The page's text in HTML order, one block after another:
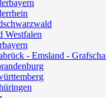
Westfalen
- Emsland -